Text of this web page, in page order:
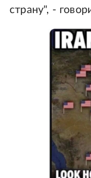
страну", -